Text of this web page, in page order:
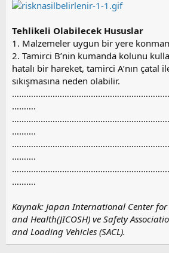
Tehlikeli Olabilecek Hususlar
1. Malzemeler uygun bir yere
2. Tamirci B’nin kumanda kolunu
hatalı bir hareket, tamirci A’nın çatal
sıkışmasına neden olabilir.
……….
……….
……….
……….
Kaynak: Japan International Center
and Health(JICOSH) ve Safety
and Loading Vehicles (SACL).